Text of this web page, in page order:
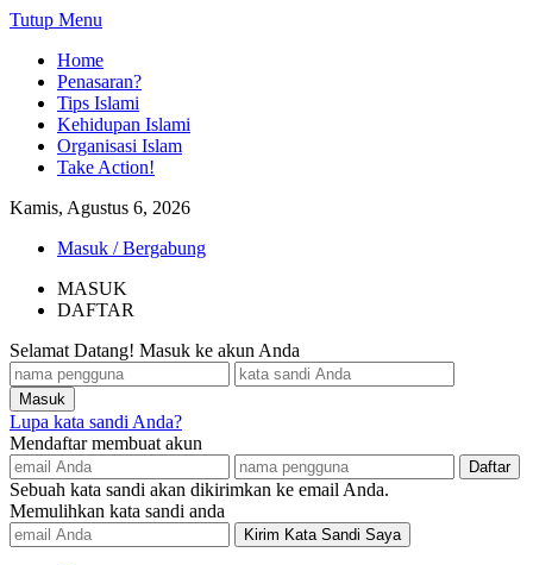
Tutup Menu
Home
Penasaran?
Tips Islami
Kehidupan Islami
Organisasi Islam
Take Action!
Kamis, Agustus 6, 2026
Masuk / Bergabung
MASUK
DAFTAR
Selamat Datang! Masuk ke akun Anda
Lupa kata sandi Anda?
Mendaftar membuat akun
Sebuah kata sandi akan dikirimkan ke email Anda.
Memulihkan kata sandi anda